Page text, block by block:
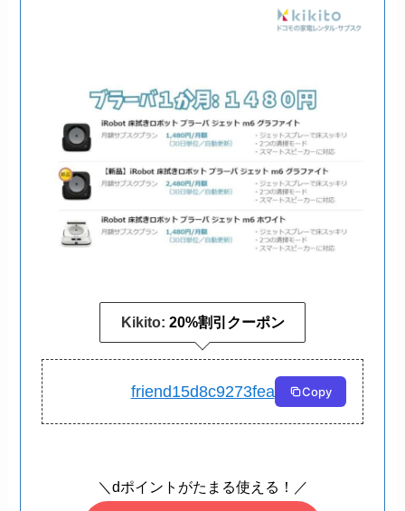
Kikito: 20%割引クーポン
friend15d8c9273fea Copy
＼dポイントがたまる使える！／